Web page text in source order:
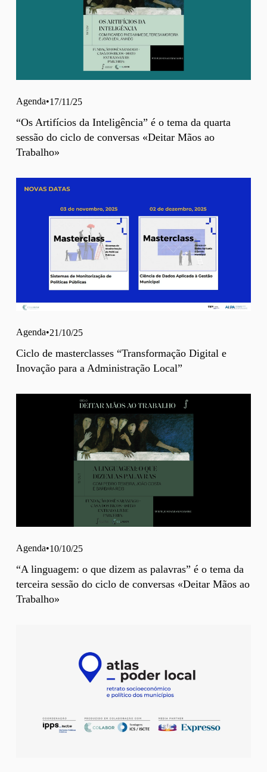
Agenda 17/11/25
“Os Artifícios da Inteligência” é o tema da quarta
sessão do ciclo de conversas «Deitar Mãos ao
Trabalho»
Agenda 21/10/25
Ciclo de masterclasses “Transformação Digital e
Inovação para a Administração Local”
Agenda 10/10/25
“A linguagem: o que dizem as palavras” é o tema da
terceira sessão do ciclo de conversas «Deitar Mãos ao
Trabalho»